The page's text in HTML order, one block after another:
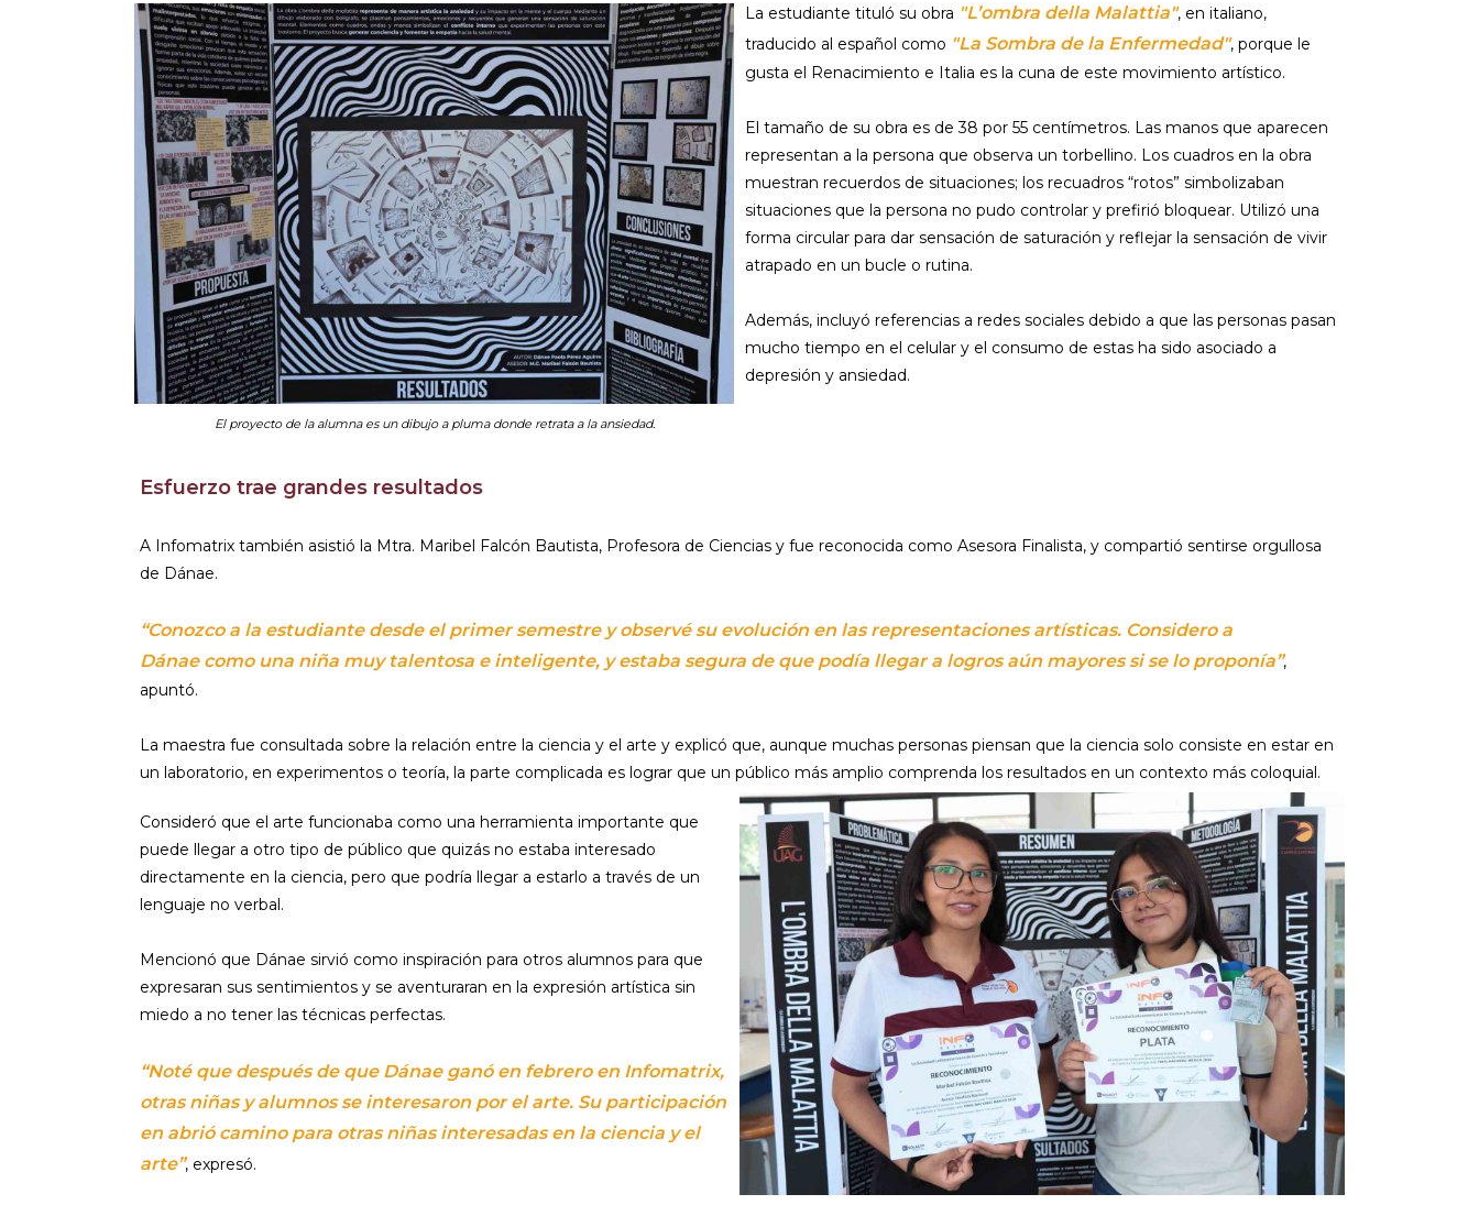
El proyecto de la alumna es un dibujo a pluma donde retrata a la ansiedad.
La estudiante tituló su obra "L’ombra della Malattia", en italiano,
traducido al español como "La Sombra de la Enfermedad", porque le
gusta el Renacimiento e Italia es la cuna de este movimiento artístico.
El tamaño de su obra es de 38 por 55 centímetros. Las manos que aparecen
representan a la persona que observa un torbellino. Los cuadros en la obra
muestran recuerdos de situaciones; los recuadros “rotos” simbolizaban
situaciones que la persona no pudo controlar y prefirió bloquear. Utilizó una
forma circular para dar sensación de saturación y reflejar la sensación de vivir
atrapado en un bucle o rutina.
Además, incluyó referencias a redes sociales debido a que las personas pasan
mucho tiempo en el celular y el consumo de estas ha sido asociado a
depresión y ansiedad.
Esfuerzo trae grandes resultados
A Infomatrix también asistió la Mtra. Maribel Falcón Bautista, Profesora de Ciencias y fue reconocida como Asesora Finalista, y compartió sentirse orgullosa
de Dánae.
“Conozco a la estudiante desde el primer semestre y observé su evolución en las representaciones artísticas. Considero a
Dánae como una niña muy talentosa e inteligente, y estaba segura de que podía llegar a logros aún mayores si se lo proponía”,
apuntó.
La maestra fue consultada sobre la relación entre la ciencia y el arte y explicó que, aunque muchas personas piensan que la ciencia solo consiste en estar en
un laboratorio, en experimentos o teoría, la parte complicada es lograr que un público más amplio comprenda los resultados en un contexto más coloquial.
Consideró que el arte funcionaba como una herramienta importante que
puede llegar a otro tipo de público que quizás no estaba interesado
directamente en la ciencia, pero que podría llegar a estarlo a través de un
lenguaje no verbal.
Mencionó que Dánae sirvió como inspiración para otros alumnos para que
expresaran sus sentimientos y se aventuraran en la expresión artística sin
miedo a no tener las técnicas perfectas.
“Noté que después de que Dánae ganó en febrero en Infomatrix,
otras niñas y alumnos se interesaron por el arte. Su participación
en abrió camino para otras niñas interesadas en la ciencia y el
arte”, expresó.